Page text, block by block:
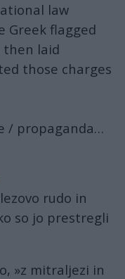
law
Greek flagged
then laid
those charges
/ propaganda…
rudo in
so jo prestregli
»z mitraljezi in